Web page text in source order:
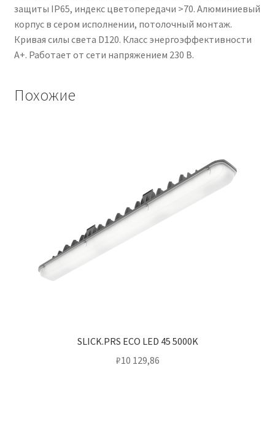
защиты IP65, индекс цветопередачи >70. Алюминиевый
корпус в сером исполнении, потолочный монтаж.
Кривая силы света D120. Класс энергоэффективности
A+. Работает от сети напряжением 230 В.
Похожие
SLICK.PRS ECO LED 45 5000K
₽10 129,86